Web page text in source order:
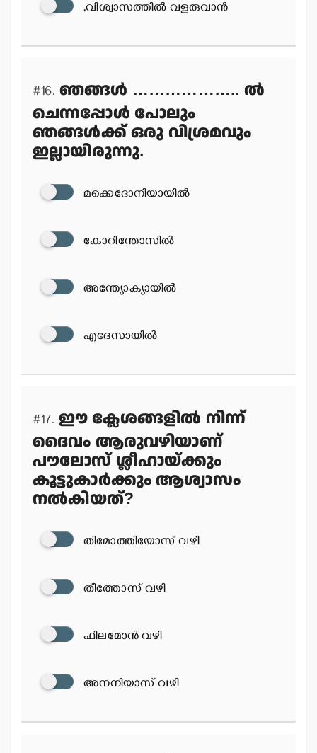
,വിശ്വാസത്തില്‍ വളരുവാന്‍
#16. ഞങ്ങള്‍ ……………….. ല്‍
ചെന്നപ്പോള്‍ പോലും
ഞങ്ങള്‍ക്ക് ഒരു വിശ്രമവും
ഇല്ലായിരുന്നു.
മക്കെദോനിയായില്‍
കോറിന്തോസില്‍
അന്ത്യോക്യായില്‍
എദേസായില്‍
#17. ഈ ക്ലേശങ്ങളില്‍ നിന്ന്
ദൈവം ആരുവഴിയാണ്
പൗലോസ് ശ്ലീഹായ്ക്കും
കൂട്ടുകാര്‍ക്കും ആശ്വാസം
നല്‍കിയത്?
തിമോത്തിയോസ് വഴി
തീത്തോസ് വഴി
ഫിലമോന്‍ വഴി
അനനിയാസ് വഴി